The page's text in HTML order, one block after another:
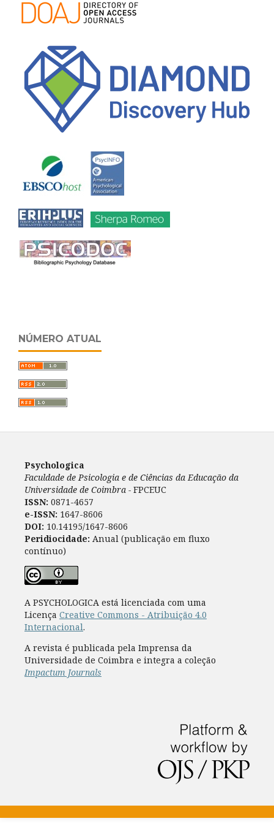
NÚMERO ATUAL
Psychologica
Faculdade de Psicologia e de Ciências da Educação da
Universidade de Coimbra - FPCEUC
ISSN: 0871-4657
e-ISSN: 1647-8606
DOI: 10.14195/1647-8606
Peridiocidade: Anual (publicação em fluxo
contínuo)
A PSYCHOLOGICA está licenciada com uma
Licença Creative Commons - Atribuição 4.0
Internacional.
A revista é publicada pela Imprensa da
Universidade de Coimbra e integra a coleção
Impactum Journals